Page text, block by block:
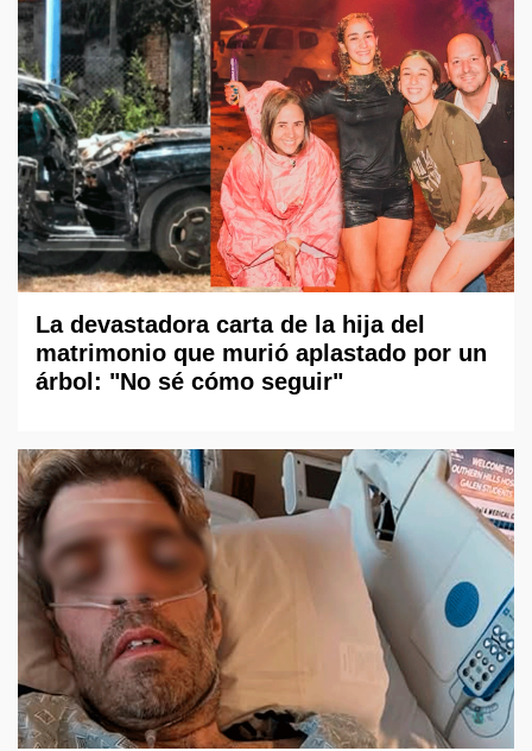
La devastadora carta de la hija del
matrimonio que murió aplastado por un
árbol: "No sé cómo seguir"